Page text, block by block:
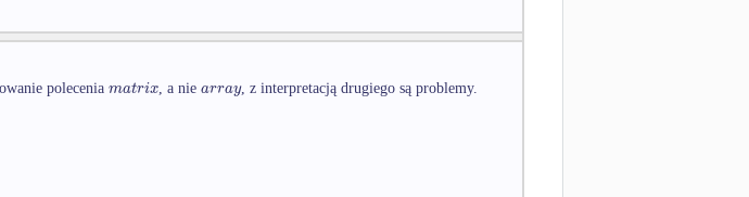
polecenia matrix, a niearray, z interpretacją drugiego są problemy.